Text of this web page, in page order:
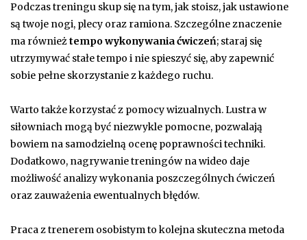
Podczas treningu skup się na tym, jak stoisz, jak ustawione
są twoje nogi, plecy oraz ramiona. Szczególne znaczenie
ma równieżtempo wykonywania ćwiczeń; staraj się
utrzymywać stałe tempo i nie spieszyć się, aby zapewnić
sobie pełne skorzystanie z każdego ruchu.
Warto także korzystać z pomocy wizualnych. Lustra w
siłowniach mogą być niezwykle pomocne, pozwalają
bowiem na samodzielną ocenę poprawności techniki.
Dodatkowo, nagrywanie treningów na wideo daje
możliwość analizy wykonania poszczególnych ćwiczeń
oraz zauważenia ewentualnych błędów.
Praca z trenerem osobistym to kolejna skuteczna metoda